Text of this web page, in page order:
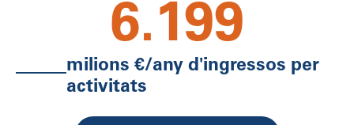
milions €/any d'ingressos per
activitats
6.199